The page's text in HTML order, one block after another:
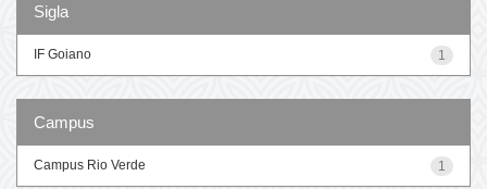
Sigla
1
IF Goiano
Campus
1
Campus Rio Verde